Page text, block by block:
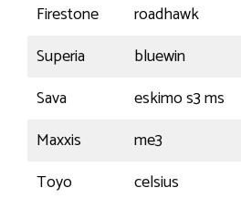
Firestone
roadhawk
Superia
bluewin
Sava
eskimo s3 ms
Maxxis
me3
Toyo
celsius